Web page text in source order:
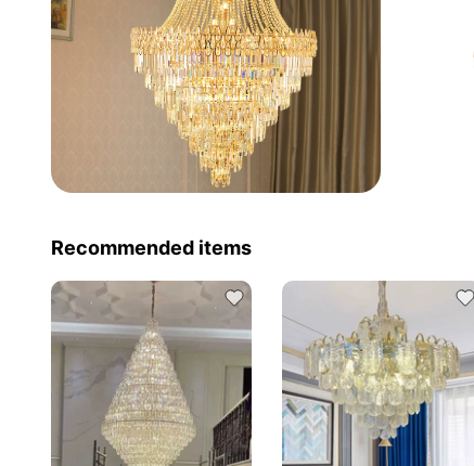
Recommended items